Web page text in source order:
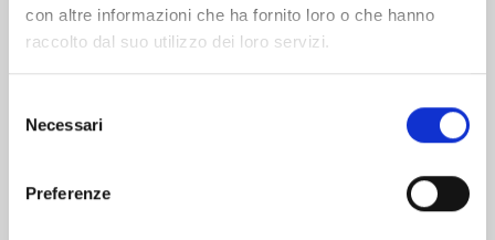
con altre informazioni che ha fornito loro o che hanno
raccolto dal suo utilizzo dei loro servizi.
delNecessari
Preferenze